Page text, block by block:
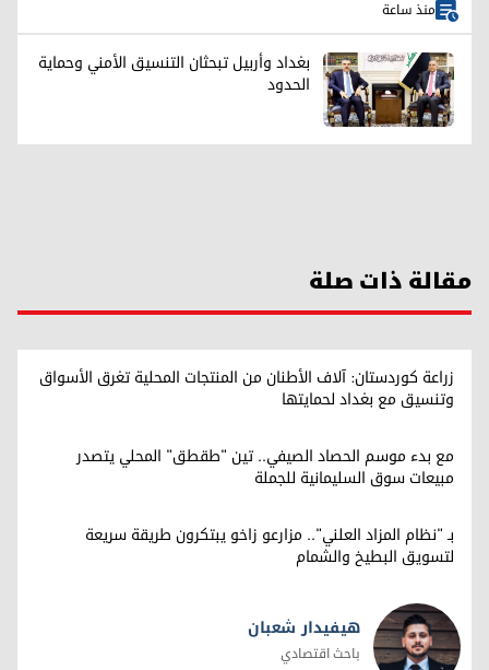
منذ ساعة
بغداد وأربيل تبحثان التنسيق الأمني وحماية
الحدود
مقالة ذات صلة
زراعة كوردستان: آلاف الأطنان من المنتجات المحلية تغرق الأسواق
وتنسيق مع بغداد لحمايتها
مع بدء موسم الحصاد الصيفي.. تين "طقطق" المحلي يتصدر
مبيعات سوق السليمانية للجملة
بـ "نظام المزاد العلني".. مزارعو زاخو يبتكرون طريقة سريعة
لتسويق البطيخ والشمام
هيفيدار شعبان
باحث اقتصادي